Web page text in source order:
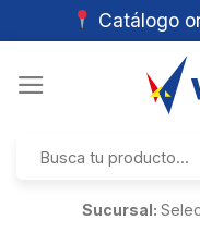
Catálogo
por:
Sucursal: